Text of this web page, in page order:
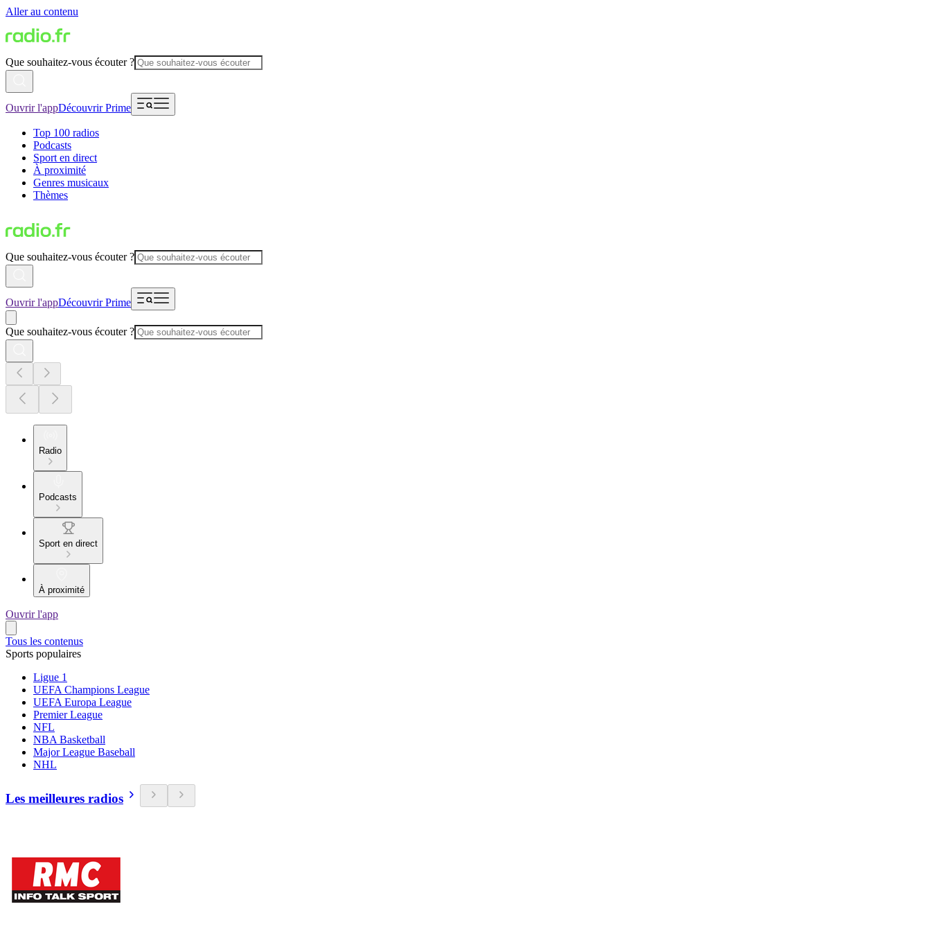
Aller au contenu
Que souhaitez-vous écouter ?
Ouvrir l'appDécouvrir Prime
Top 100 radios
Podcasts
Sport en direct
À proximité
Genres musicaux
Thèmes
Que souhaitez-vous écouter ?
Ouvrir l'appDécouvrir Prime
Que souhaitez-vous écouter ?
Radio
Podcasts
Sport en direct
À proximité
Ouvrir l'app
Tous les contenus
Sports populaires
Ligue 1
UEFA Champions League
UEFA Europa League
Premier League
NFL
NBA Basketball
Major League Baseball
NHL
Les meilleures radios